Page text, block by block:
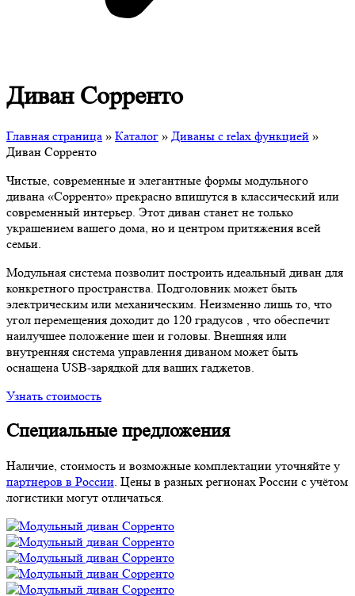
Диван Сорренто
Главная страница » Каталог » Диваны с relax функцией »
Диван Сорренто
Чистые, современные и элегантные формы модульного
дивана «Сорренто» прекрасно впишутся в классический или
современный интерьер. Этот диван станет не только
украшением вашего дома, но и центром притяжения всей
семьи.
Модульная система позволит построить идеальный диван для
конкретного пространства. Подголовник может быть
электрическим или механическим. Неизменно лишь то, что
угол перемещения доходит до 120 градусов , что обеспечит
наилучшее положение шеи и головы. Внешняя или
внутренняя система управления диваном может быть
оснащена USB-зарядкой для ваших гаджетов.
Узнать стоимость
Специальные предложения
Наличие, стоимость и возможные комплектации уточняйте у
партнеров в России . Цены в разных регионах России с учётом
логистики могут отличаться.